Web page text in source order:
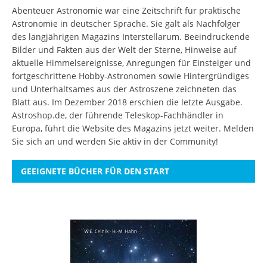
Abenteuer Astronomie war eine Zeitschrift für praktische
Astronomie in deutscher Sprache. Sie galt als Nachfolger
des langjährigen Magazins Interstellarum. Beeindruckende
Bilder und Fakten aus der Welt der Sterne, Hinweise auf
aktuelle Himmelsereignisse, Anregungen für Einsteiger und
fortgeschrittene Hobby-Astronomen sowie Hintergründiges
und Unterhaltsames aus der Astroszene zeichneten das
Blatt aus. Im Dezember 2018 erschien die letzte Ausgabe.
Astroshop.de, der führende Teleskop-Fachhändler in
Europa, führt die Website des Magazins jetzt weiter. Melden
Sie sich an und werden Sie aktiv in der Community!
GEEIGNETE BÜCHER FÜR DEN START